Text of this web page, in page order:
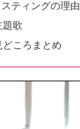
ティングの理由
題歌
ころまとめ